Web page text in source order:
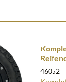
46052